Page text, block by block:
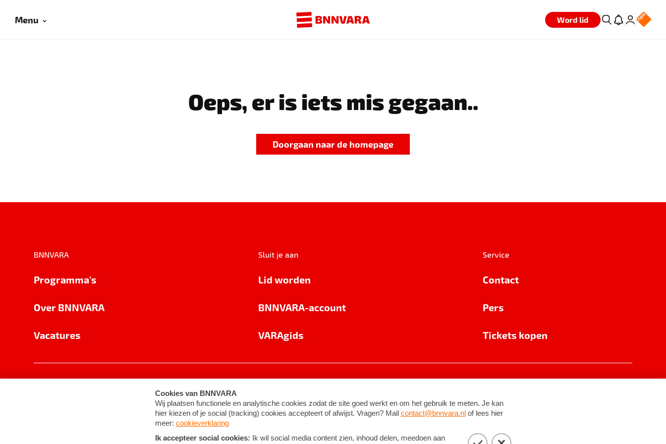
Menu Word lid
Oeps, er is iets mis gegaan..
Doorgaan naar de homepage
BNNVARA
Programma's
Over BNNVARA
Vacatures
Sluit je aan
Lid worden
BNNVARA-account
VARAgids
Service
Contact
Pers
Tickets kopen
Cookie-instellingen Algemene voorwaarden ©2026BNNVARA